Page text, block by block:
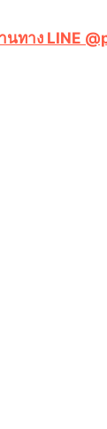
นทาง LINE